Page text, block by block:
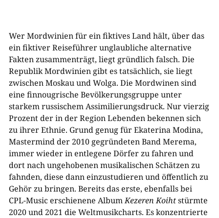
Wer Mordwinien für ein fiktives Land hält, über das
ein fiktiver Reiseführer unglaubliche alternative
Fakten zusammenträgt, liegt gründlich falsch. Die
Republik Mordwinien gibt es tatsächlich, sie liegt
zwischen Moskau und Wolga. Die Mordwinen sind
eine finnougrische Bevölkerungsgruppe unter
starkem russischem Assimilierungsdruck. Nur vierzig
Prozent der in der Region Lebenden bekennen sich
zu ihrer Ethnie. Grund genug für Ekaterina Modina,
Mastermind der 2010 gegründeten Band Merema,
immer wieder in entlegene Dörfer zu fahren und
dort nach ungehobenen musikalischen Schätzen zu
fahnden, diese dann einzustudieren und öffentlich zu
Gehör zu bringen. Bereits das erste, ebenfalls bei
CPL-Music erschienene AlbumKezeren Koihtstürmte
2020 und 2021 die Weltmusikcharts. Es konzentrierte